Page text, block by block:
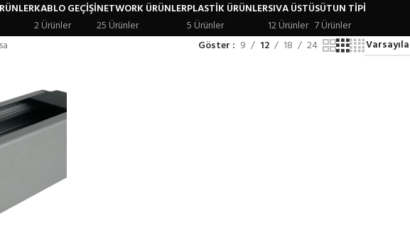
KABLO GEÇIŞI
2 Ürünler
NETWORK ÜRÜNLER
25 Ürünler
PLASTIK ÜRÜNLER
5 Ürünler
SIVA ÜSTÜ
12 Ürünler
SÜTUN TIPI
7 Ürünler
Göster 9 12 18 24